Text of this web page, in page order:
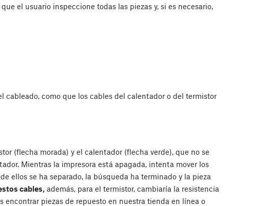
el usuario inspeccione todas las piezas y, si es necesario,
cableado, como que los cables del calentador o del termistor
(flecha morada) y el calentador (flecha verde), que no se
Mientras la impresora está apagada, intenta mover los
ellos se ha separado, la búsqueda ha terminado y la pieza
cables, además, para el termistor, cambiaría la resistencia
encontrar piezas de repuesto en nuestra tienda en línea o